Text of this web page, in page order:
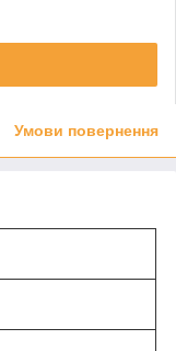
Умови повернення